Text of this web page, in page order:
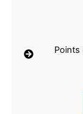
Points